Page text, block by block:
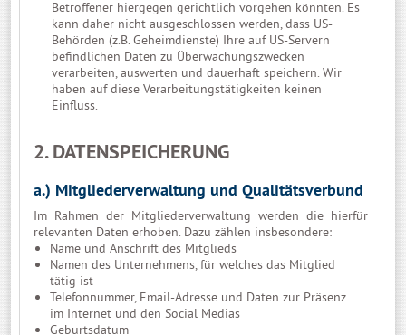
Betroffener hiergegen gerichtlich vorgehen könnten. Es
kann daher nicht ausgeschlossen werden, dass US-
Behörden (z.B. Geheimdienste) Ihre auf US-Servern
befindlichen Daten zu Überwachungszwecken
verarbeiten, auswerten und dauerhaft speichern. Wir
haben auf diese Verarbeitungstätigkeiten keinen
Einfluss.
2. DATENSPEICHERUNG
a.) Mitgliederverwaltung und Qualitätsverbund
Im Rahmen der Mitgliederverwaltung werden die hierfür
relevanten Daten erhoben. Dazu zählen insbesondere:
Name und Anschrift des Mitglieds
Namen des Unternehmens, für welches das Mitglied
tätig ist
Telefonnummer, Email-Adresse und Daten zur Präsenz
im Internet und den Social Medias
Geburtsdatum